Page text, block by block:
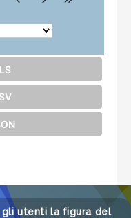
gli utenti la figura del